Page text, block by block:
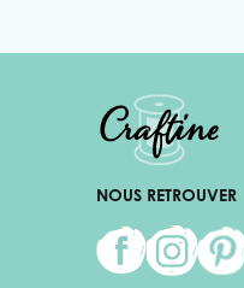
NOUS RETROUVER